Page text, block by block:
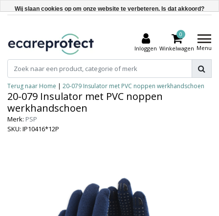
Inloggen
0
Winkelwagen Menu
Terug naar Home | 20-079 Insulator met PVC noppen werkhandschoen
20-079 Insulator met PVC noppen
werkhandschoen
Merk: PSP
SKU: IP10416*12P
Wij slaan cookies op om onze website te verbeteren. Is dat akkoord?